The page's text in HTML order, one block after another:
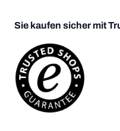
Sie kaufen sicher mit